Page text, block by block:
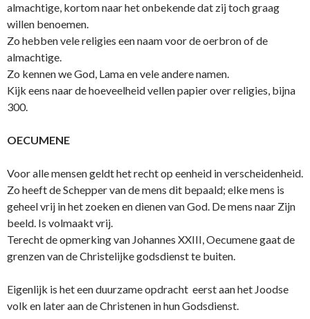
almachtige, kortom naar het o­nbekende dat zij toch graag
willen benoemen.
Zo hebben vele religies een naam voor de oerbron of de
almachtige.
Zo kennen we God, Lama en vele andere namen.
Kijk eens naar de hoeveelheid vellen papier over religies, bijna
300.
OECUMENE
Voor alle mensen geldt het recht op eenheid in verscheidenheid.
Zo heeft de Schepper van de mens dit bepaald; elke mens is
geheel vrij in het zoeken en dienen van God. De mens naar Zijn
beeld. Is volmaakt vrij.
Terecht de opmerking van Johannes XXIII, Oecumene gaat de
grenzen van de Christelijke godsdienst te buiten.
Eigenlijk is het een duurzame opdracht eerst aan het Joodse
volk en later aan de Christenen in hun Godsdienst.